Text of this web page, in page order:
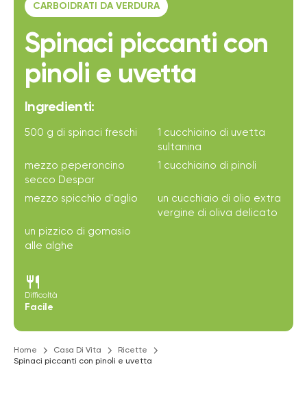
CARBOIDRATI DA VERDURA
Spinaci piccanti con
pinoli e uvetta
Ingredienti:
500 g di spinaci freschi
1 cucchiaino di uvetta
sultanina
mezzo peperoncino
secco Despar
1 cucchiaino di pinoli
mezzo spicchio d'aglio
un cucchiaio di olio extra
vergine di oliva delicato
un pizzico di gomasio
alle alghe
restaurant
Difficoltà
Facile
Home Casa Di Vita
Ricette
Spinaci piccanti con pinoli e uvetta